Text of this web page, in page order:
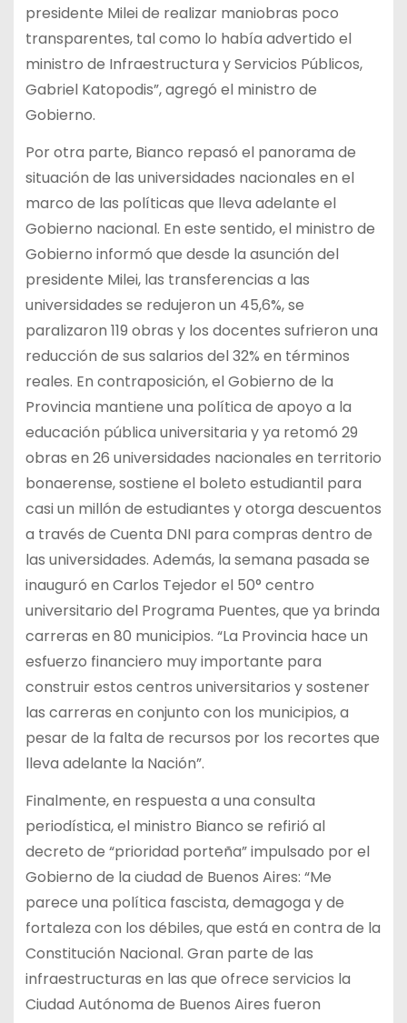
presidente Milei de realizar maniobras poco
transparentes, tal como lo había advertido el
ministro de Infraestructura y Servicios Públicos,
Gabriel Katopodis”, agregó el ministro de
Gobierno.
Por otra parte, Bianco repasó el panorama de
situación de las universidades nacionales en el
marco de las políticas que lleva adelante el
Gobierno nacional. En este sentido, el ministro de
Gobierno informó que desde la asunción del
presidente Milei, las transferencias a las
universidades se redujeron un 45,6%, se
paralizaron 119 obras y los docentes sufrieron una
reducción de sus salarios del 32% en términos
reales. En contraposición, el Gobierno de la
Provincia mantiene una política de apoyo a la
educación pública universitaria y ya retomó 29
obras en 26 universidades nacionales en territorio
bonaerense, sostiene el boleto estudiantil para
casi un millón de estudiantes y otorga descuentos
a través de Cuenta DNI para compras dentro de
las universidades. Además, la semana pasada se
inauguró en Carlos Tejedor el 50° centro
universitario del Programa Puentes, que ya brinda
carreras en 80 municipios. “La Provincia hace un
esfuerzo financiero muy importante para
construir estos centros universitarios y sostener
las carreras en conjunto con los municipios, a
pesar de la falta de recursos por los recortes que
lleva adelante la Nación”.
Finalmente, en respuesta a una consulta
periodística, el ministro Bianco se refirió al
decreto de “prioridad porteña” impulsado por el
Gobierno de la ciudad de Buenos Aires: “Me
parece una política fascista, demagoga y de
fortaleza con los débiles, que está en contra de la
Constitución Nacional. Gran parte de las
infraestructuras en las que ofrece servicios la
Ciudad Autónoma de Buenos Aires fueron